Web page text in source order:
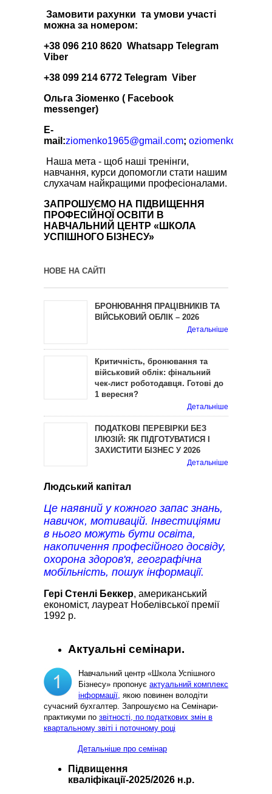
Замовити рахунки та умови участі
можна за номером:
+38 096 210 8620 Whatsapp Telegram
Viber
+38 099 214 6772 Telegram Viber
Ольга Зіоменко ( Facebook
messenger)
E-
mail:ziomenko1965@gmail.com;
Наша мета - щоб наші тренінги,
навчання, курси допомогли стати нашим
слухачам найкращими професіоналами.
ЗАПРОШУЄМО НА ПІДВИЩЕННЯ
ПРОФЕСІЙНОЇ ОСВІТИ В
НАВЧАЛЬНИЙ ЦЕНТР «ШКОЛА
УСПІШНОГО БІЗНЕСУ»
НОВЕ НА САЙТІ
БРОНЮВАННЯ ПРАЦІВНИКІВ ТА
ВІЙСЬКОВИЙ ОБЛІК – 2026
Детальніше
Критичність, бронювання та
військовий облік: фінальний
чек-лист роботодавця. Готові до
1 вересня?
Детальніше
ПОДАТКОВІ ПЕРЕВІРКИ БЕЗ
ІЛЮЗІЙ: ЯК ПІДГОТУВАТИСЯ І
ЗАХИСТИТИ БІЗНЕС У 2026
Детальніше
Людський капітал
Це наявний у кожного запас знань,
навичок, мотивацій. Інвестиціями
в нього можуть бути освіта,
накопичення професійного досвіду,
охорона здоров'я, географічна
мобільність, пошук інформації.
Гері Стенлі Беккер, американський
економіст, лауреат Нобелівської премії
1992 р.
Актуальні семінари.
Навчальний центр «Школа Успішного
Бізнесу» пропонує актуальний комплекс
інформації, якою повинен володіти
сучасний бухгалтер. Запрошуємо на Семінари-
практикуми по звітності, по податкових змін в
квартальному звіті і поточному році
Детальніше про семінар
Підвищення
кваліфікації-2025/2026 н.р.